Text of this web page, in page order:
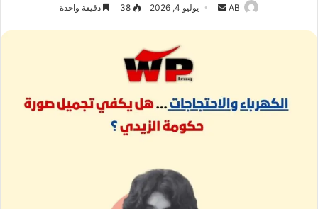
AB
أرسل يوليو 4, 2026 38 دقيقة واحدة